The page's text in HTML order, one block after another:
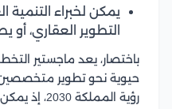
يمكن لخبراء التنمية
التطوير العقاري،
باختصار، يعد ماجستير
حيوية نحو تطوير
رؤية المملكة